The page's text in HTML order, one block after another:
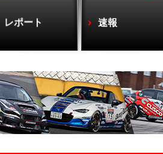
レポート 速報